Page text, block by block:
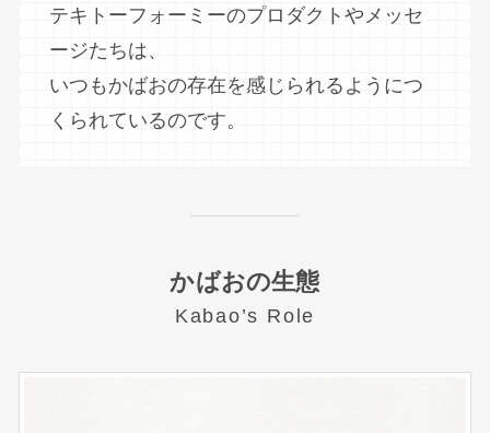
テキトーフォーミーのプロダクトやメッセ
ージたちは、
いつもかばおの存在を感じられるようにつ
くられているのです。
かばおの生態
Kabao’s Role